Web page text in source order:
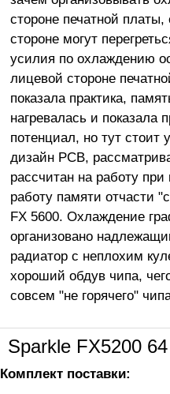
стороне печатной
стороне могут
усилия по охлаждению
лицевой стороне
показала практика,
нагревалась и показала
потенциал, но тут стоит
дизайн PCB,
рассчитан на работу
работу памяти отчасти
FX 5600. Охлаждение
организовано
радиатор с неплохим
хороший обдув чипа,
совсем "не горячего"
Sparkle FX5200
Комплект поставки: